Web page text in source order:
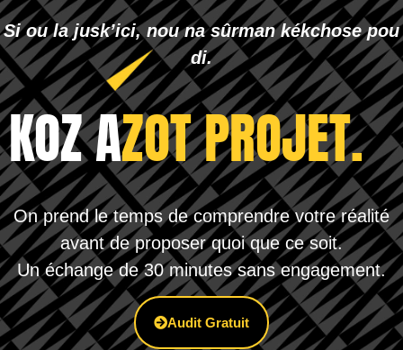
Si ou la jusk’ici, nou na sûrman kékchose pou
di.
KOZ AZOT PROJET.
On prend le temps de comprendre votre réalité
avant de proposer quoi que ce soit.
Un échange de 30 minutes sans engagement.
Audit Gratuit